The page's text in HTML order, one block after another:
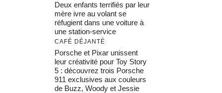
Deux enfants terrifiés par leur
mère ivre au volant se
réfugient dans une voiture à
une station-service
CAFÉ DÉJANTÉ
Porsche et Pixar unissent
leur créativité pour Toy Story
5 : découvrez trois Porsche
911 exclusives aux couleurs
de Buzz, Woody et Jessie